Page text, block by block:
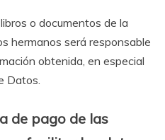
o documentos de la
hermanos será responsable
obtenida, en especial
Datos.
de pago de las